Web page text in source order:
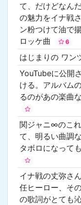
て、だけどなん
の魅力をイナ戦
ン粉つけて油で
ロッケ曲
6
はじまりの ワン
YouTubeに公開
ける。アルバム
るのがあの楽曲
関ジャニ∞のこ
て、明るい曲調
タボロになって
イナ戦の丈弥さ
任ヒーロー、そ
の歌詞がとても